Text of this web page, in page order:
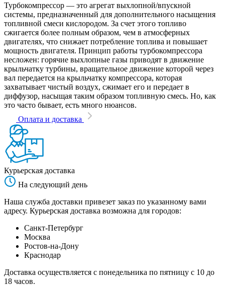
Турбокомпрессор — это агрегат выхлопной/впускной
системы, предназначенный для дополнительного насыщения
топливной смеси кислородом. За счет этого топливо
сжигается более полным образом, чем в атмосферных
двигателях, что снижает потребление топлива и повышает
мощность двигателя. Принцип работы турбокомпрессора
несложен: горячие выхлопные газы приводят в движение
крыльчатку турбины, вращательное движение которой через
вал передается на крыльчатку компрессора, которая
захватывает чистый воздух, сжимает его и передает в
диффузор, насыщая таким образом топливную смесь. Но, как
это часто бывает, есть много нюансов.
Оплата и доставка
Курьерская доставка
На следующий день
Наша служба доставки привезет заказ по указанному вами
адресу. Курьерская доставка возможна для городов:
Санкт-Петербург
Москва
Ростов-на-Дону
Краснодар
Доставка осуществляется с понедельника по пятницу с 10 до
18 часов.